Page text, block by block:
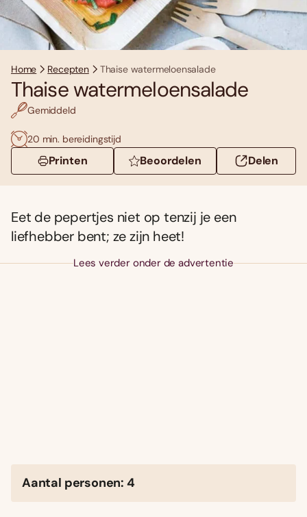
Home Recepten Thaise watermeloensalade
Thaise watermeloensalade
Gemiddeld
20 min. bereidingstijd
Printen Beoordelen Delen
Eet de pepertjes niet op tenzij je een
liefhebber bent; ze zijn heet!
Lees verder onder de advertentie
Aantal personen: 4